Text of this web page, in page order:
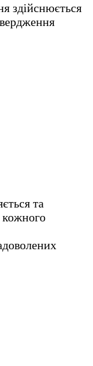
здійснюється
та
кожного